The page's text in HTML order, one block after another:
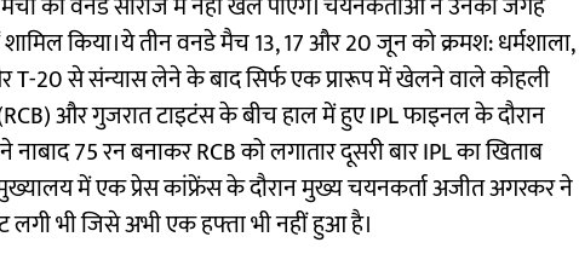
किया।ये तीन वनडे मैच 13, 17 और 20 जून को क्रमश: धर्मशाला,
20 से संन्यास लेने के बाद सिर्फ एक प्रारूप में खेलने वाले कोहली
और गुजरात टाइटंस के बीच हाल में हुए IPL फाइनल के दौरान
नाबाद 75 रन बनाकर RCB को लगातार दूसरी बार IPL का खिताब
में एक प्रेस कांफ्रेंस के दौरान मुख्य चयनकर्ता अजीत अगरकर ने
लगी भी जिसे अभी एक हफ्ता भी नहीं हुआ है।